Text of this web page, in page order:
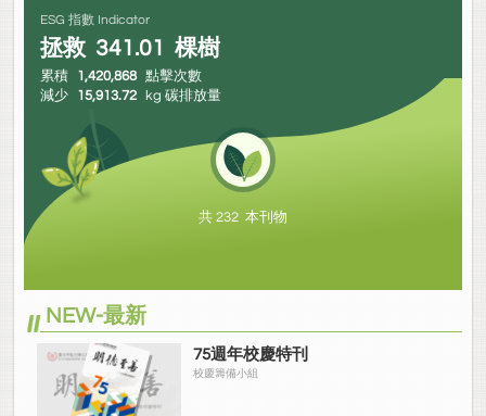
ESG 指數 Indicator
拯救 341.01 棵樹
累積 1,420,868 點擊次數
減少
15,913.72 kg 碳排放量
共 232 本刊物
NEW-最新
75週年校慶特刊
校慶籌備小組